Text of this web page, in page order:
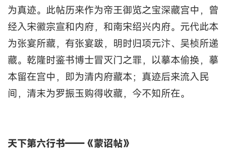
为真迹。此帖历来作为帝王御览之宝深藏宫中，曾
经入宋徽宗宣和内府，和南宋绍兴内府。元代此本
为张宴所藏，有张宴跋，明时归项元汴、吴桢所递
藏。乾隆时鉴书博士冒灭门之罪，以摹本偷换，摹
本留在宫中，即为清内府藏本；真迹后来流入民
间，清末为罗振玉购得收藏，今不知所在。
天下第六行书——《蒙诏帖》